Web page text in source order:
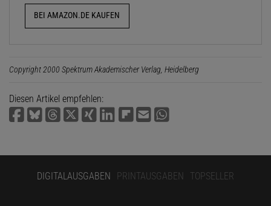
BEI AMAZON.DE KAUFEN
Copyright 2000 Spektrum Akademischer Verlag, Heidelberg
Diesen Artikel empfehlen:
DIGITALAUSGABEN PRINTAUSGABEN TOPSELLER